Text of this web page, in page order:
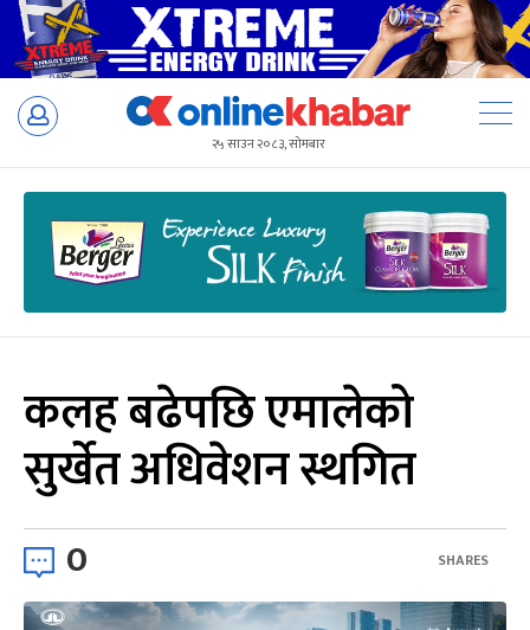
Skip
२५ साउन २०८३, सोमबार
कलह बढेपछि एमालेको
सुर्खेत अधिवेशन स्थगित
0 SHARES